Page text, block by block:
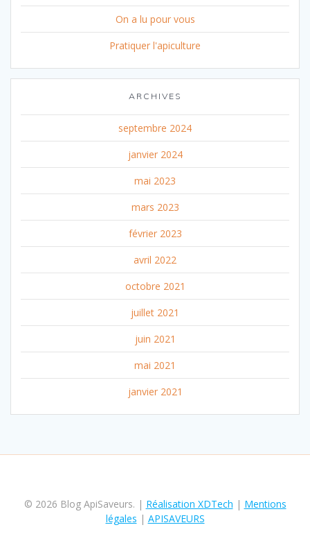
On a lu pour vous
Pratiquer l'apiculture
ARCHIVES
septembre 2024
janvier 2024
mai 2023
mars 2023
février 2023
avril 2022
octobre 2021
juillet 2021
juin 2021
mai 2021
janvier 2021
© 2026 Blog ApiSaveurs. | Réalisation XDTech | Mentions
légales | APISAVEURS